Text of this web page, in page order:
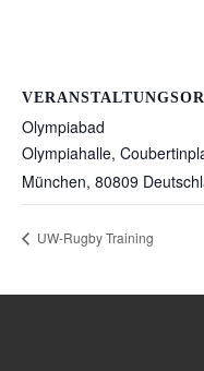
Olympiabad
Olympiahalle,
München, 80809
UW-Rugby Training